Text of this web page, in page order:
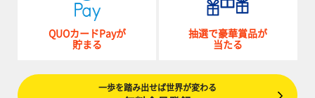
QUOカードPayが
貯まる
抽選で豪華賞品が
当たる
一歩を踏み出せば世界が変わる